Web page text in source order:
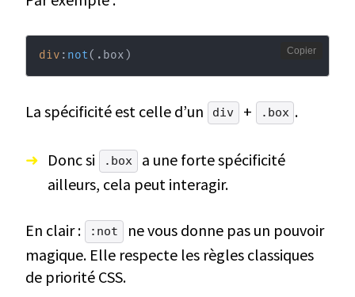
div : not( .box ) Copier
La spécificité est celle d’un div + .box .
Donc si .box
a une forte spécificité
ailleurs, cela peut interagir.
En clair : :not
ne vous donne pas un pouvoir
magique. Elle respecte les règles classiques
de priorité CSS.